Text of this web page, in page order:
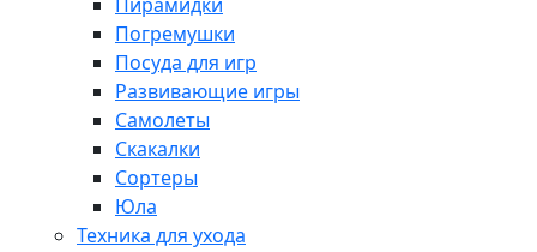
Погремушки
Посуда для игр
Развивающие игры
Самолеты
Скакалки
Сортеры
Юла
Техника для ухода